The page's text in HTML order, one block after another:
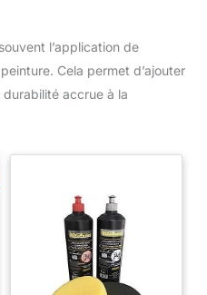
à résoudre vos problèmes.
l’application de
Cela permet d’ajouter
durabilité accrue à la